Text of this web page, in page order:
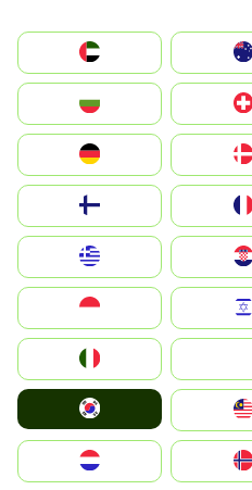
الإمارات العربية المتحدة
Switzerland
Deutschland
United Kingdom
Magyarország
South Korea